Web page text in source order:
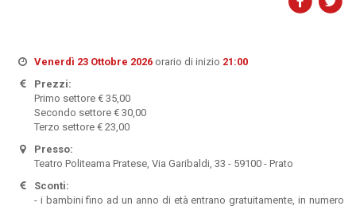
Venerdì 23 Ottobre 2026orario di inizio 21:00
Prezzi:
Primo settore € 35,00
Secondo settore € 30,00
Terzo settore € 23,00
Presso:
Teatro Politeama Pratese, Via Garibaldi, 33 - 59100 - Prato
Sconti:
- i bambini fino ad un anno di età entrano gratuitamente, in numero